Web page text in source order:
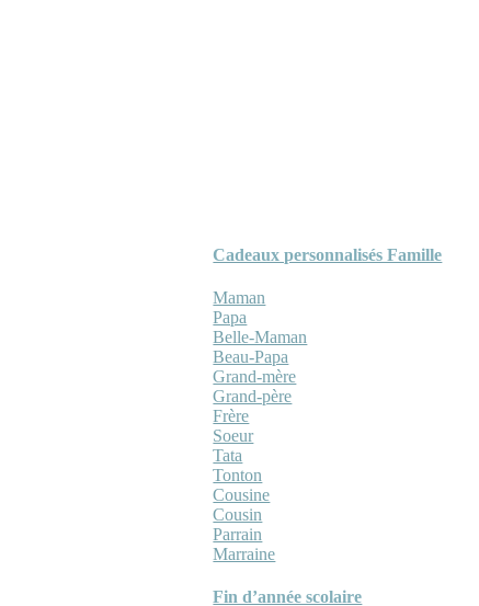
Cadeaux personnalisés Famille
Maman
Papa
Belle-Maman
Beau-Papa
Grand-mère
Grand-père
Frère
Soeur
Tata
Tonton
Cousine
Cousin
Parrain
Marraine
Fin d’année scolaire